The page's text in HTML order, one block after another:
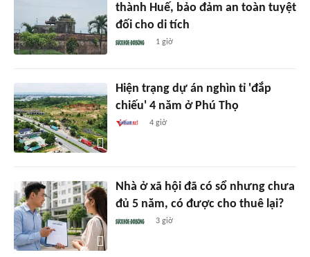
thành Huế, bảo đảm an toàn tuyệt
đối cho di tích
1 giờ
Hiện trạng dự án nghìn tỉ 'đắp
chiếu' 4 năm ở Phú Thọ
4 giờ
Nhà ở xã hội đã có sổ nhưng chưa
đủ 5 năm, có được cho thuê lại?
3 giờ